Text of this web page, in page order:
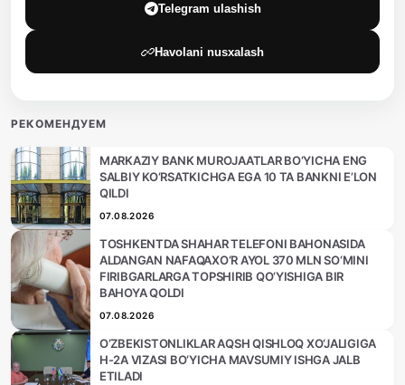
Telegram ulashish
Havolani nusxalash
РЕКОМЕНДУЕМ
MARKAZIY BANK MUROJAATLAR BO‘YICHA ENG
SALBIY KO‘RSATKICHGA EGA 10 TA BANKNI E’LON
QILDI
07.08.2026
TOSHKENTDA SHAHAR TELEFONI BAHONASIDA
ALDANGAN NAFAQAXO‘R AYOL 370 MLN SO‘MINI
FIRIBGARLARGA TOPSHIRIB QO‘YISHIGA BIR
BAHOYA QOLDI
07.08.2026
O‘ZBEKISTONLIKLAR AQSH QISHLOQ XO‘JALIGIGA
H-2A VIZASI BO‘YICHA MAVSUMIY ISHGA JALB
ETILADI